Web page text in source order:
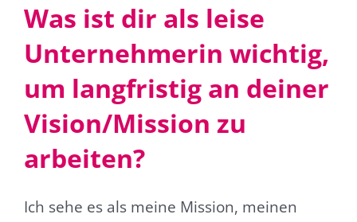
Was ist dir als leise
Unternehmerin wichtig,
um langfristig an deiner
Vision/Mission zu
arbeiten?
Ich sehe es als meine Mission, meinen